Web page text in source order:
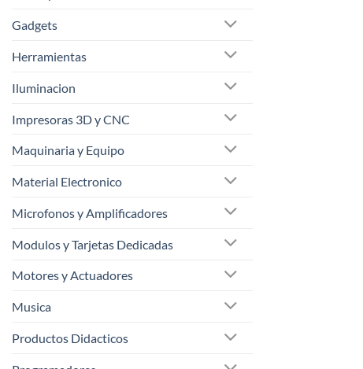
Gadgets
Herramientas
Iluminacion
Impresoras 3D y CNC
Maquinaria y Equipo
Material Electronico
Microfonos y Amplificadores
Modulos y Tarjetas Dedicadas
Motores y Actuadores
Musica
Productos Didacticos